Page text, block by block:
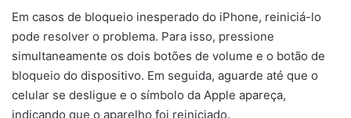
Em casos de bloqueio inesperado do iPhone, reiniciá-lo
pode resolver o problema. Para isso, pressione
simultaneamente os dois botões de volume e o botão de
bloqueio do dispositivo. Em seguida, aguarde até que o
celular se desligue e o símbolo da Apple apareça,
indicando que o aparelho foi reiniciado.